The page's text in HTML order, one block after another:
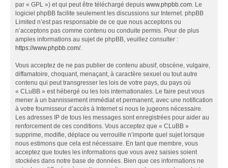
par « GPL ») et qui peut être téléchargé depuis www.phpbb.com. Le
logiciel phpBB facilite seulement les discussions sur Internet. phpBB
Limited n’est pas responsable de ce que nous acceptons ou
n’acceptons pas comme contenu ou conduite permis. Pour de plus
amples informations au sujet de phpBB, veuillez consulter :
https://www.phpbb.com/.
Vous acceptez de ne pas publier de contenu abusif, obscène, vulgaire,
diffamatoire, choquant, menaçant, à caractère sexuel ou tout autre
contenu qui peut transgresser les lois de votre pays, du pays où
« CLuBB » est hébergé ou les lois internationales. Le faire peut vous
mener à un bannissement immédiat et permanent, avec une notification
à votre fournisseur d’accès à Internet si nous le jugeons nécessaire.
Les adresses IP de tous les messages sont enregistrées pour aider au
renforcement de ces conditions. Vous acceptez que « CLuBB »
supprime, modifie, déplace ou verrouille n’importe quel sujet lorsque
nous estimons que cela est nécessaire. En tant que membre, vous
acceptez que toutes les informations que vous avez saisies soient
stockées dans notre base de données. Bien que ces informations ne